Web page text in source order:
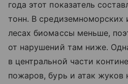
года этот показатель
тонн. В средиземноморских
лесах биомассы меньше,
от нарушений там ниже.
в центральной части
пожаров, бурь и атак жуков